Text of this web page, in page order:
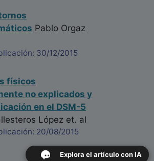
Pablo Orgaz
30/12/2015
físicos
no explicados y
en el DSM-5
López et. al
20/08/2015
Explora el artículo con IA